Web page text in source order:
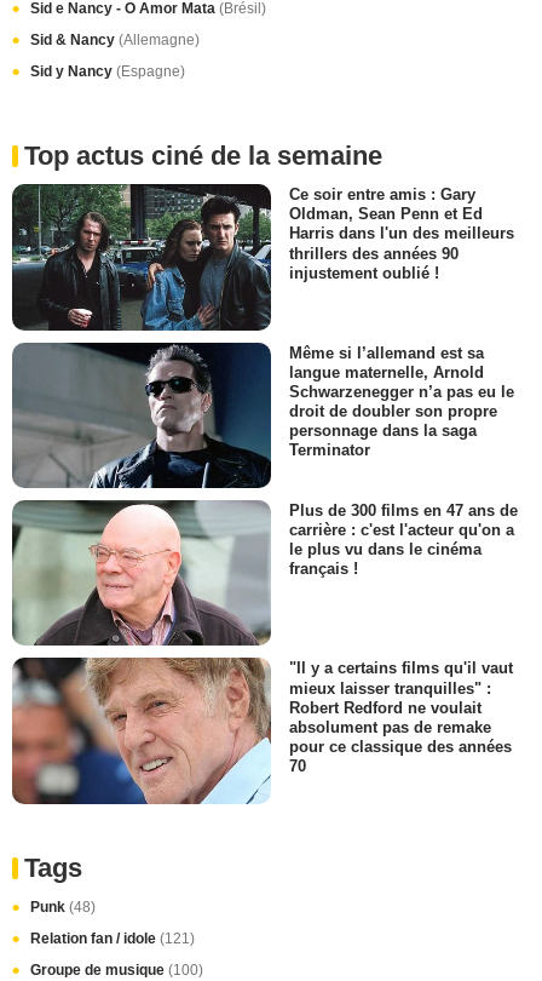
Sid e Nancy - O Amor Mata (Brésil)
Sid & Nancy (Allemagne)
Sid y Nancy (Espagne)
Top actus ciné de la semaine
Ce soir entre amis : Gary
Oldman, Sean Penn et Ed
Harris dans l'un des meilleurs
thrillers des années 90
injustement oublié !
Même si l’allemand est sa
langue maternelle, Arnold
Schwarzenegger n’a pas eu le
droit de doubler son propre
personnage dans la saga
Terminator
Plus de 300 films en 47 ans de
carrière : c'est l'acteur qu'on a
le plus vu dans le cinéma
français !
"Il y a certains films qu'il vaut
mieux laisser tranquilles" :
Robert Redford ne voulait
absolument pas de remake
pour ce classique des années
70
Tags
Punk (48)
Relation fan / idole (121)
Groupe de musique (100)